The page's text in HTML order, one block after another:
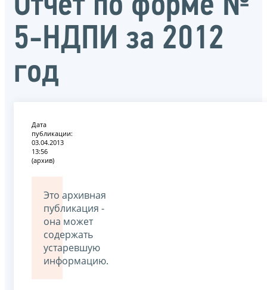
5-НДПИ за 2012
год
Дата
публикации:
03.04.2013
13:56
(архив)
Это архивная
публикация -
она может
содержать
устаревшую
информацию.